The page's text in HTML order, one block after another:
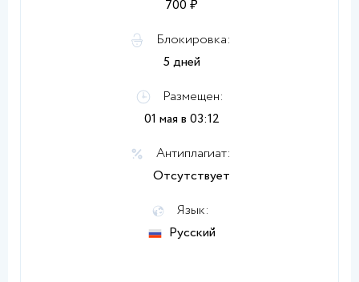
700 ₽
Блокировка:
5 дней
Размещен:
01 мая в 03:12
Антиплагиат:
Отсутствует
Язык:
Русский